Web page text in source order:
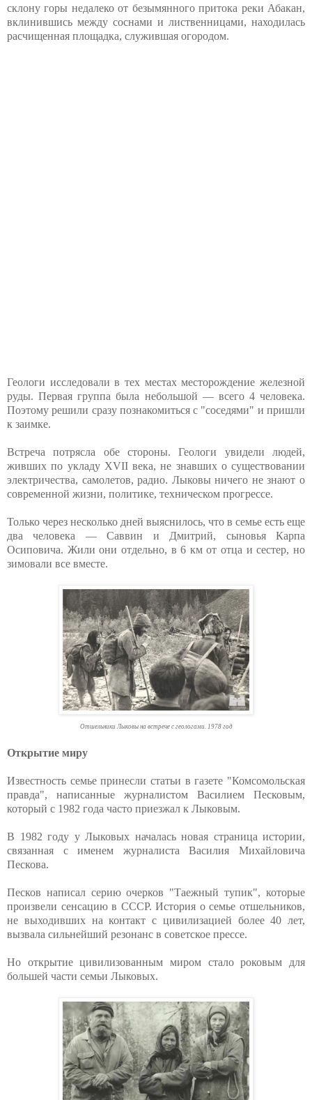
склону горы недалеко от безымянного притока реки Абакан,
вклинившись между соснами и лиственницами, находилась
расчищенная площадка, служившая огородом.
Геологи исследовали в тех местах месторождение железной
руды. Первая группа была небольшой — всего 4 человека.
Поэтому решили сразу познакомиться с "соседями" и пришли
к заимке.
Встреча потрясла обе стороны. Геологи увидели людей,
живших по укладу XVII века, не знавших о существовании
электричества, самолетов, радио. Лыковы ничего не знают о
современной жизни, политике, техническом прогрессе.
Только через несколько дней выяснилось, что в семье есть еще
два человека — Саввин и Дмитрий, сыновья Карпа
Осиповича. Жили они отдельно, в 6 км от отца и сестер, но
зимовали все вместе.
Отшельники Лыковы на встрече с геологами. 1978 год
Открытие миру
Известность семье принесли статьи в газете "Комсомольская
правда", написанные журналистом Василием Песковым,
который с 1982 года часто приезжал к Лыковым.
В 1982 году у Лыковых началась новая страница истории,
связанная с именем журналиста Василия Михайловича
Пескова.
Песков написал серию очерков "Таежный тупик", которые
произвели сенсацию в СССР. История о семье отшельников,
не выходивших на контакт с цивилизацией более 40 лет,
вызвала сильнейший резонанс в советское прессе.
Но открытие цивилизованным миром стало роковым для
большей части семьи Лыковых.